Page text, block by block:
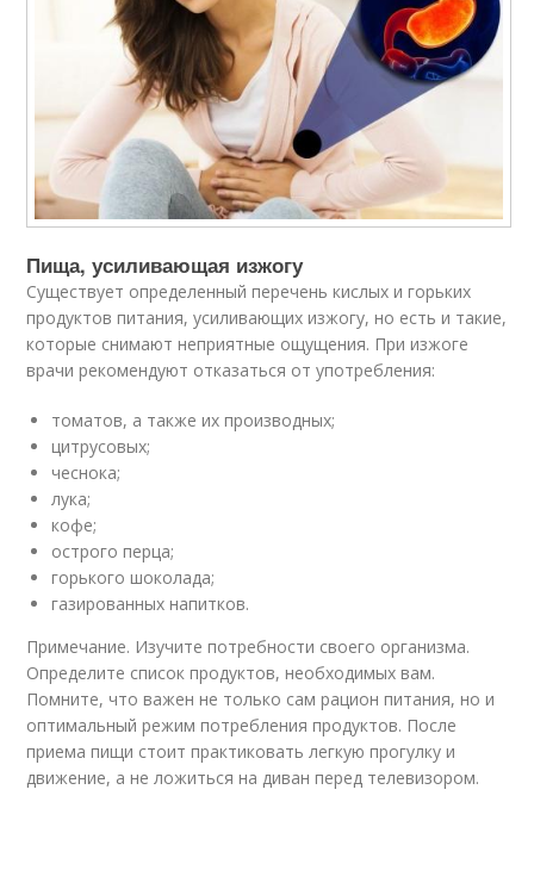
Пища, усиливающая изжогу
Существует определенный перечень кислых и горьких
продуктов питания, усиливающих изжогу, но есть и такие,
которые снимают неприятные ощущения. При изжоге
врачи рекомендуют отказаться от употребления:
томатов, а также их производных;
цитрусовых;
чеснока;
лука;
кофе;
острого перца;
горького шоколада;
газированных напитков.
Примечание. Изучите потребности своего организма.
Определите список продуктов, необходимых вам.
Помните, что важен не только сам рацион питания, но и
оптимальный режим потребления продуктов. После
приема пищи стоит практиковать легкую прогулку и
движение, а не ложиться на диван перед телевизором.